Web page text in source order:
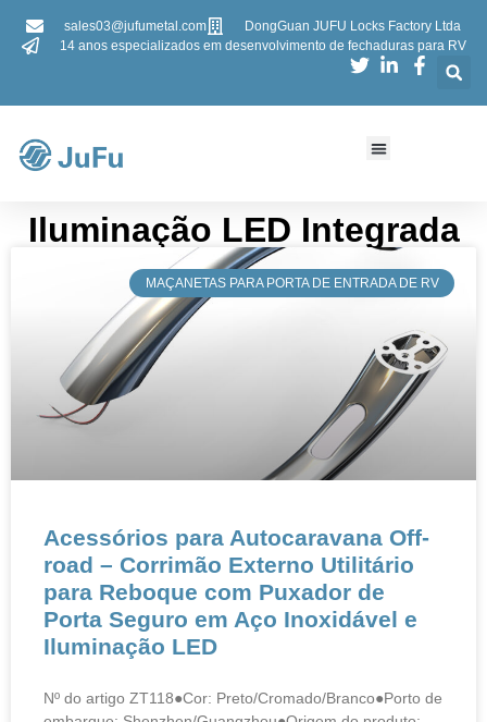
sales03@jufumetal.com
DongGuan JUFU Locks Factory Ltda
14 anos especializados em desenvolvimento de fechaduras para RV
​​Iluminação LED Integrada
MAÇANETAS PARA PORTA DE ENTRADA DE RV
​​​​Acessórios para Autocaravana Off-
road – Corrimão Externo Utilitário
para Reboque com Puxador de
Porta Seguro em Aço Inoxidável e
Iluminação LED
Nº do artigo ZT118●Cor: Preto/Cromado/Branco●Porto de